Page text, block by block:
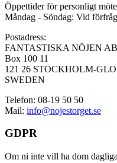
Öppettider för personligt
Måndag - Söndag: Vid
Postadress:
FANTASTISKA NÖJEN AB
Box 100 11
121 26 STOCKHOLM-
SWEDEN
Telefon: 08-19 50 50
Mail: info@nojestorget.se
GDPR
Om ni inte vill ha dom